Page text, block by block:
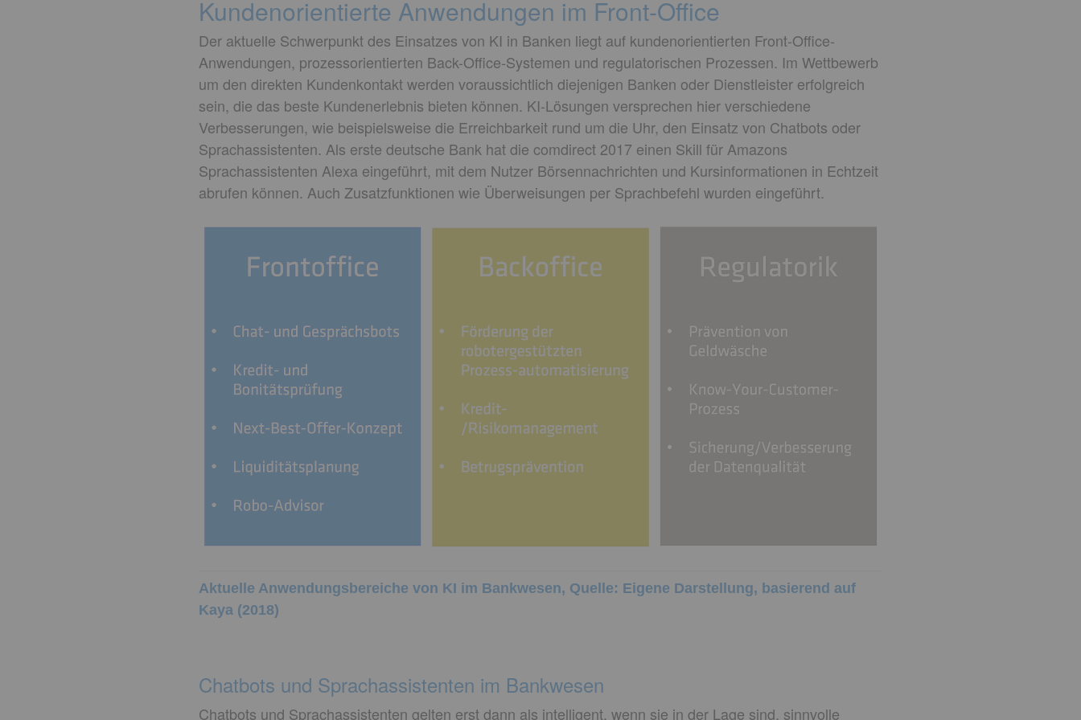
Kundenorientierte Anwendungen im Front-Office
Der aktuelle Schwerpunkt des Einsatzes von KI in Banken liegt auf kundenorientierten Front-Office-
Anwendungen, prozessorientierten Back-Office-Systemen und regulatorischen Prozessen. Im Wettbewerb
um den direkten Kundenkontakt werden voraussichtlich diejenigen Banken oder Dienstleister erfolgreich
sein, die das beste Kundenerlebnis bieten können. KI-Lösungen versprechen hier verschiedene
Verbesserungen, wie beispielsweise die Erreichbarkeit rund um die Uhr, den Einsatz von Chatbots oder
Sprachassistenten. Als erste deutsche Bank hat die comdirect 2017 einen Skill für Amazons
Sprachassistenten Alexa eingeführt, mit dem Nutzer Börsennachrichten und Kursinformationen in Echtzeit
abrufen können. Auch Zusatzfunktionen wie Überweisungen per Sprachbefehl wurden eingeführt.
Aktuelle Anwendungsbereiche von KI im Bankwesen, Quelle: Eigene Darstellung, basierend auf
Kaya (2018)
Chatbots und Sprachassistenten im Bankwesen
Chatbots und Sprachassistenten gelten erst dann als intelligent, wenn sie in der Lage sind, sinnvolle